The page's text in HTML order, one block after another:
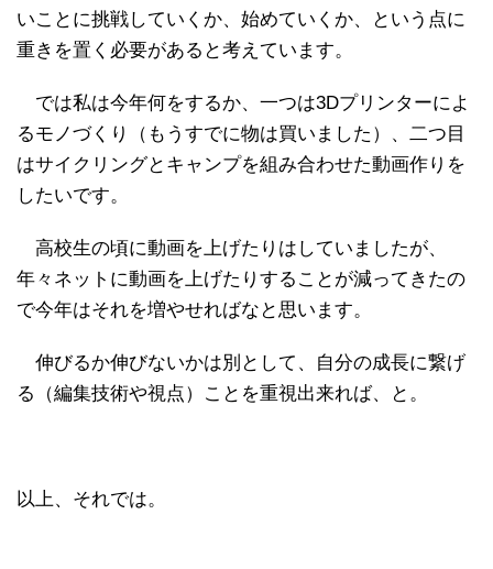
いことに挑戦していくか、始めていくか、という点に
重きを置く必要があると考えています。
では私は今年何をするか、一つは3Dプリンターによ
るモノづくり（もうすでに物は買いました）、二つ目
はサイクリングとキャンプを組み合わせた動画作りを
したいです。
高校生の頃に動画を上げたりはしていましたが、
年々ネットに動画を上げたりすることが減ってきたの
で今年はそれを増やせればなと思います。
伸びるか伸びないかは別として、自分の成長に繋げ
る（編集技術や視点）ことを重視出来れば、と。
以上、それでは。